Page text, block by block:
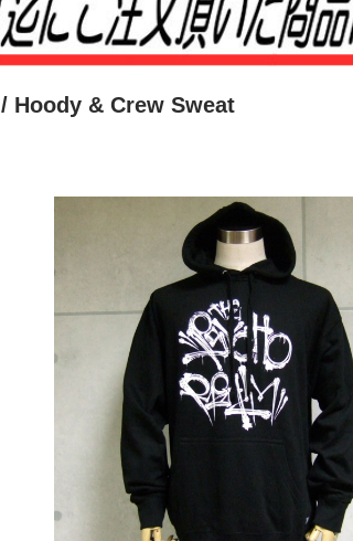
/ Hoody & Crew Sweat